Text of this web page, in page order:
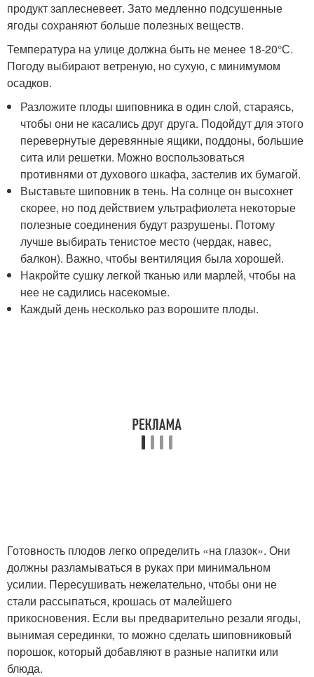
продукт заплесневеет. Зато медленно подсушенные
ягоды сохраняют больше полезных веществ.
Температура на улице должна быть не менее 18-20°С.
Погоду выбирают ветреную, но сухую, с минимумом
осадков.
Разложите плоды шиповника в один слой, стараясь,
чтобы они не касались друг друга. Подойдут для этого
перевернутые деревянные ящики, поддоны, большие
сита или решетки. Можно воспользоваться
противнями от духового шкафа, застелив их бумагой.
Выставьте шиповник в тень. На солнце он высохнет
скорее, но под действием ультрафиолета некоторые
полезные соединения будут разрушены. Потому
лучше выбирать тенистое место (чердак, навес,
балкон). Важно, чтобы вентиляция была хорошей.
Накройте сушку легкой тканью или марлей, чтобы на
нее не садились насекомые.
Каждый день несколько раз ворошите плоды.
Готовность плодов легко определить «на глазок». Они
должны разламываться в руках при минимальном
усилии. Пересушивать нежелательно, чтобы они не
стали рассыпаться, крошась от малейшего
прикосновения. Если вы предварительно резали ягоды,
вынимая серединки, то можно сделать шиповниковый
порошок, который добавляют в разные напитки или
блюда.